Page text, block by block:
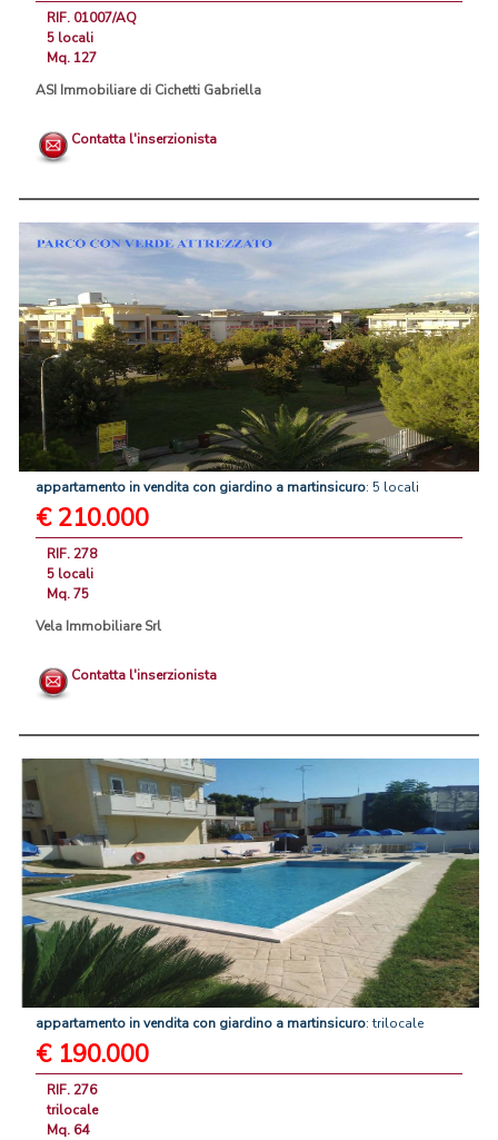
RIF. 01007/AQ
5 locali
Mq. 127
ASI Immobiliare di Cichetti Gabriella
Contatta l'inserzionista
appartamento invendita con giardino a martinsicuro: 5 locali
€ 210.000
RIF. 278
5 locali
Mq. 75
Vela Immobiliare Srl
Contatta l'inserzionista
appartamento invendita con giardino a martinsicuro: trilocale
€ 190.000
RIF. 276
trilocale
Mq. 64